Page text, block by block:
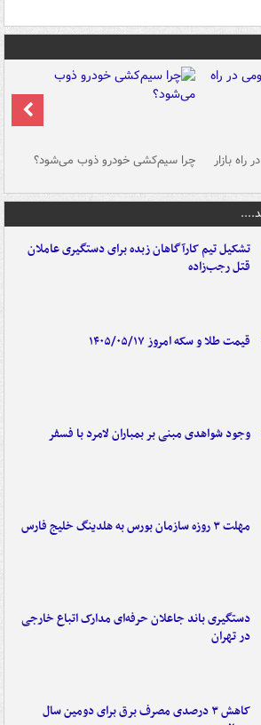
بازار چرا سیم‌کشی خودرو ذوب می‌شود؟
تشکیل تیم کارآگاهان زبده برای دستگیری عاملان
قتل رجب‌زاده
قیمت طلا و سکه امروز ۱۴۰۵/۰۵/۱۷
وجود شواهدی مبنی بر بمباران لامرد با فسفر
مهلت ۳ روزه سازمان بورس به هلدینگ خلیج فارس
دستگیری باند جاعلان حرفه‌ای مدارک اتباع خارجی
در تهران
کاهش ۳ درصدی مصرف برق برای دومین سال